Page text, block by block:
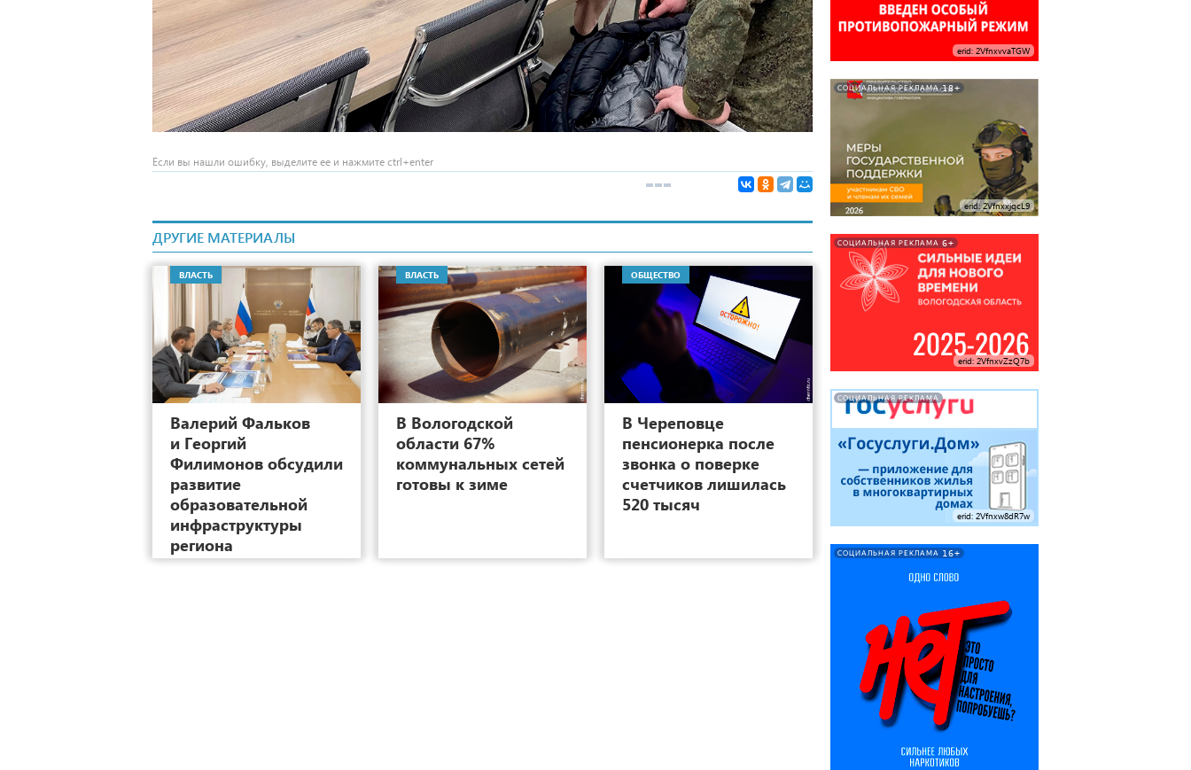
Если вы нашли ошибку, выделите ее и нажмите ctrl+enter
ДРУГИЕ МАТЕРИАЛЫ
ВЛАСТЬ
Валерий Фальков
и Георгий
Филимонов обсудили
развитие
образовательной
инфраструктуры
региона
ВЛАСТЬ
7
В Вологодской
области 67%
коммунальных сетей
готовы к зиме
ОБЩЕСТВО
В Череповце
пенсионерка после
звонка о поверке
счетчиков лишилась
520 тысяч
erid: 2VfnxvvaTGW
СОЦИАЛЬНАЯ РЕКЛАМА 18+
erid: 2VfnxxjqcL9
СОЦИАЛЬНАЯ РЕКЛАМА 6+
erid: 2VfnxvZzQ7b
СОЦИАЛЬНАЯ РЕКЛАМА
erid: 2Vfnxw8dR7w
СОЦИАЛЬНАЯ РЕКЛАМА 16+